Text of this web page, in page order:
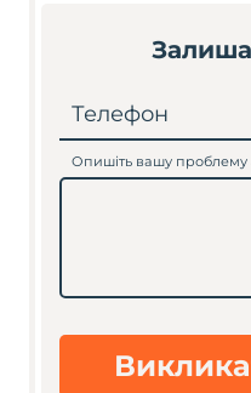
Телефон
Опишіть вашу проблему